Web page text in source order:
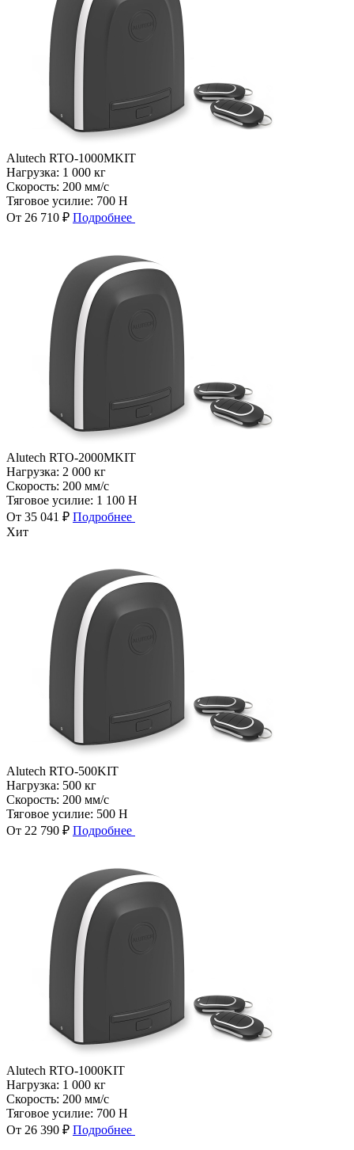
Alutech RTO-1000MKIT
Нагрузка: 1 000 кг
Скорость: 200 мм/с
Тяговое усилие: 700 Н
От 26 710 ₽ Подробнее
Alutech RTO-2000MKIT
Нагрузка: 2 000 кг
Скорость: 200 мм/с
Тяговое усилие: 1 100 Н
От 35 041 ₽ Подробнее
Хит
Alutech RTO-500KIT
Нагрузка: 500 кг
Скорость: 200 мм/с
Тяговое усилие: 500 Н
От 22 790 ₽ Подробнее
Alutech RTO-1000KIT
Нагрузка: 1 000 кг
Скорость: 200 мм/с
Тяговое усилие: 700 Н
От 26 390 ₽ Подробнее